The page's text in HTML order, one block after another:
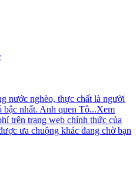
nước nghèo, thực chất là người
bậc nhất. Anh quen Tô...Xem
trên trang web chính thức của
ưa chuộng khác đang chờ bạn